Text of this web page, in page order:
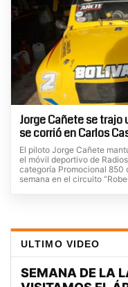
Jorge Cañete se trajo
se corrió en Carlos
El piloto Jorge Cañete
el móvil deportivo de
categoría Promocional 850
semana en el circuito
ULTIMO VIDEO